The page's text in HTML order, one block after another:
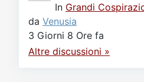
In Grandi
da Venusia
3 Giorni 8 Ore fa
Altre discussioni »